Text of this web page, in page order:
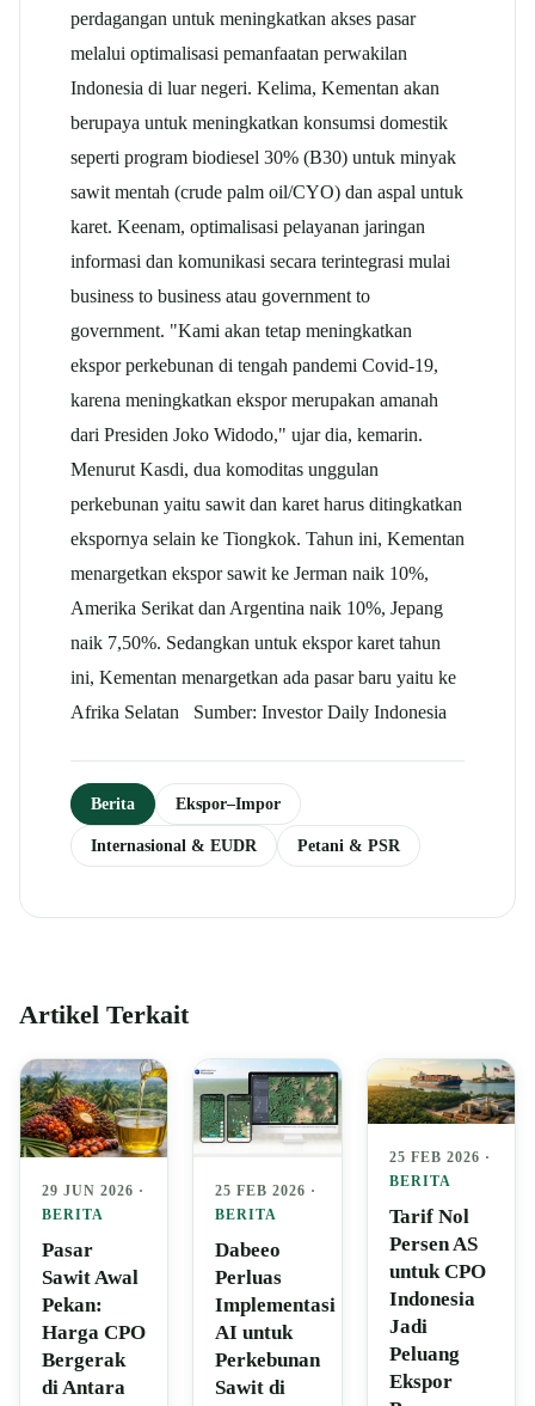
perdagangan untuk meningkatkan akses pasar
melalui optimalisasi pemanfaatan perwakilan
Indonesia di luar negeri. Kelima, Kementan akan
berupaya untuk meningkatkan konsumsi domestik
seperti program biodiesel 30% (B30) untuk minyak
sawit mentah (crude palm oil/CYO) dan aspal untuk
karet. Keenam, optimalisasi pelayanan jaringan
informasi dan komunikasi secara terintegrasi mulai
business to business atau government to
government. "Kami akan tetap meningkatkan
ekspor perkebunan di tengah pandemi Covid-19,
karena meningkatkan ekspor merupakan amanah
dari Presiden Joko Widodo," ujar dia, kemarin.
Menurut Kasdi, dua komoditas unggulan
perkebunan yaitu sawit dan karet harus ditingkatkan
ekspornya selain ke Tiongkok. Tahun ini, Kementan
menargetkan ekspor sawit ke Jerman naik 10%,
Amerika Serikat dan Argentina naik 10%, Jepang
naik 7,50%. Sedangkan untuk ekspor karet tahun
ini, Kementan menargetkan ada pasar baru yaitu ke
Afrika Selatan Sumber: Investor Daily Indonesia
Berita Ekspor–Impor
Internasional & EUDR Petani & PSR
Artikel Terkait
29 JUN 2026 ·
BERITA
Pasar
Sawit Awal
Pekan:
Harga CPO
Bergerak
di Antara
25 FEB 2026 ·
BERITA
Dabeeo
Perluas
Implementasi
AI untuk
Perkebunan
Sawit di
25 FEB 2026 ·
BERITA
Tarif Nol
Persen AS
untuk CPO
Indonesia
Jadi
Peluang
Ekspor